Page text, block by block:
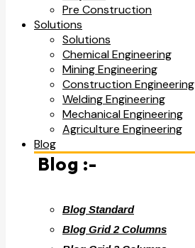
Pre Construction
Solutions
Solutions
Chemical Engineering
Mining Engineering
Construction Engineering
Welding Engineering
Mechanical Engineering
Agriculture Engineering
Blog
Blog :-
Blog Standard
Blog Grid 2 Columns